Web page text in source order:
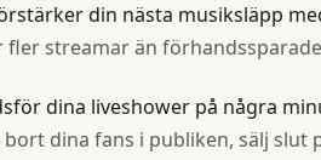
din nästa musiksläpp
fler streamar än
dina liveshower på några
dina fans i publiken, sälj slut